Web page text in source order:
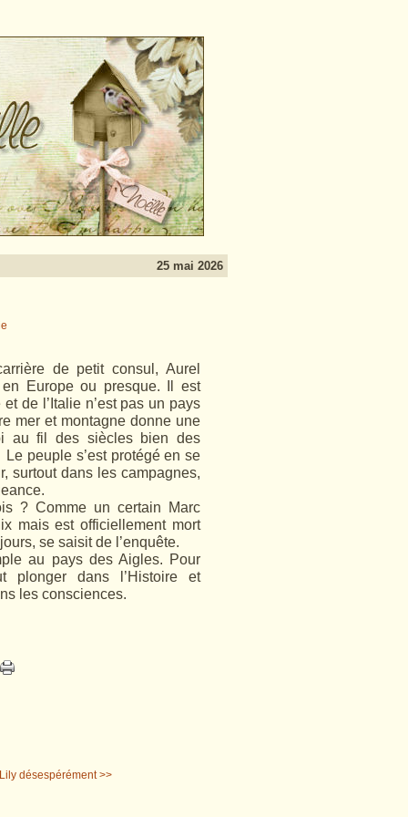
25 mai 2026
de petit consul, Aurel
en Europe ou presque. Il est
de l’Italie n’est pas un pays
mer et montagne donne une
au fil des siècles bien des
peuple s’est protégé en se
surtout dans les campagnes,
? Comme un certain Marc
mais est officiellement mort
se saisit de l’enquête.
au pays des Aigles. Pour
plonger dans l’Histoire et
les consciences.
désespérément >>